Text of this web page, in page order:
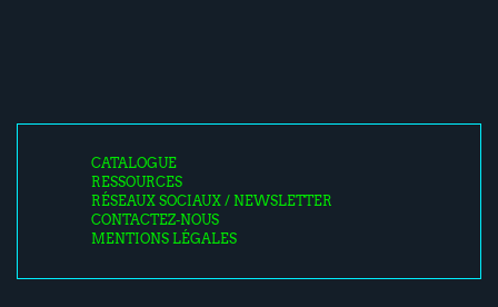
CATALOGUE
RESSOURCES
RÉSEAUX SOCIAUX / NEWSLETTER
CONTACTEZ-NOUS
MENTIONS LÉGALES